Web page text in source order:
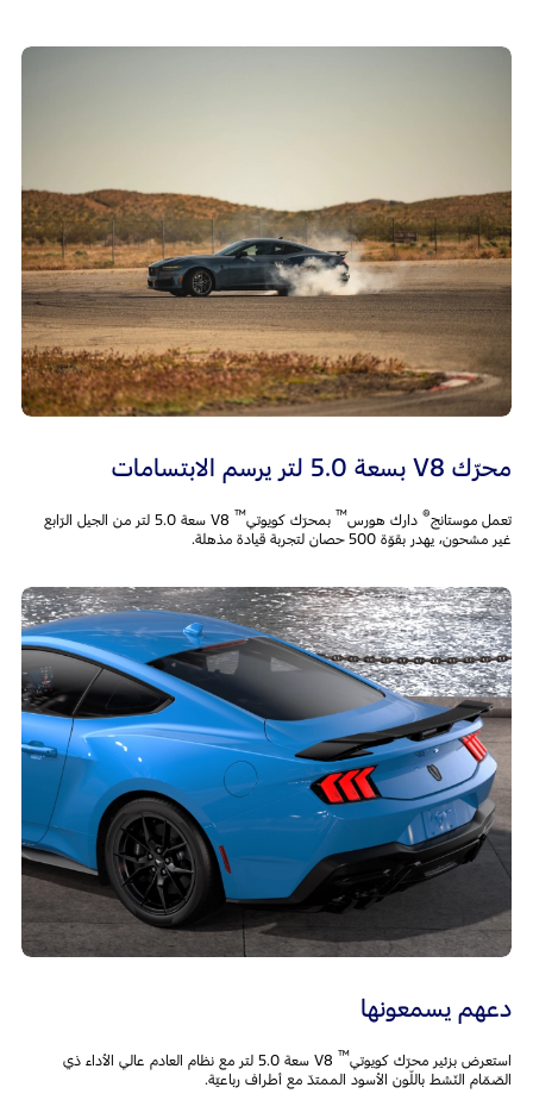
محرّك V8 بسعة 5.0 لتر يرسم الابتسامات
تعمل موستانج®دارك هورس™ بمحرّك كويوتي™
V8 سعة 5.0 لتر من الجيل الرّابع
غير مشحون، يهدر بقوّة 500 حصان لتجربة قيادة مذهلة.
دعهم يسمعونها
استعرض بزئير محرّك كويوتي™
V8 سعة 5.0 لتر مع نظام العادم عالي الأداء ذي
الصّمّام النّشط باللّون الأسود الممتدّ مع أطراف رباعيّة.